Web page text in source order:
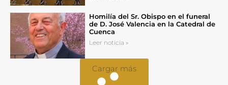
Homilía del Sr. Obispo en el funeral
de D. José Valencia en la Catedral de
Cuenca
Leer noticia »
Cargar más